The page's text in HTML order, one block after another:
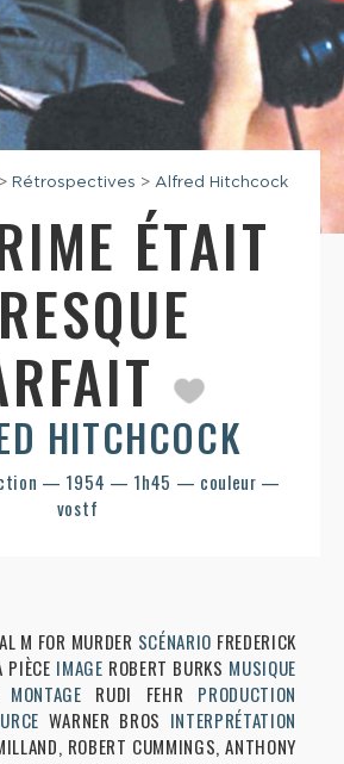
> Rétrospectives > Alfred Hitchcock
ÉTAIT
HITCHCOCK
— 1954 — 1h45 — couleur —
vostf
M FOR MURDER SCÉNARIO FREDERICK
PIÈCE IMAGE ROBERT BURKS MUSIQUE
MONTAGE RUDI FEHR PRODUCTION
WARNER BROS INTERPRÉTATION
ROBERT CUMMINGS, ANTHONY